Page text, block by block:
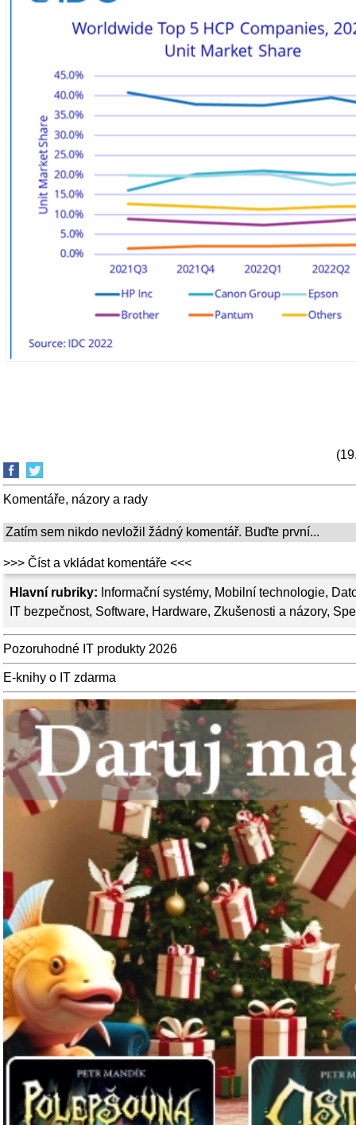
Hlavní rubriky: Informační systémy, Mobilní technologie,
IT bezpečnost, Software, Hardware, Zkušenosti a názory,
Pozoruhodné IT produkty 2026
E-knihy o IT zdarma
Komentáře, názory a rady
Zatím sem nikdo nevložil žádný komentář. Buďte první...
>>> Číst a vkládat komentáře <<<